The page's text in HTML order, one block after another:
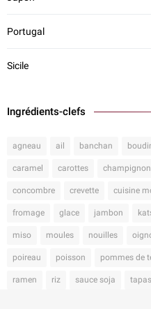
Portugal
Sicile
Ingrédients-clefs
agneau ail banchan
caramel carottes
concombre crevette cuisine
fromage glace jambon
miso moules nouilles
poireau poisson pommes de
ramen riz sauce soja tapas